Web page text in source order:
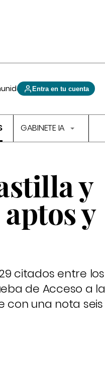
Entra en tu cuenta
GABINETE IA
y
y
citados entre los
de Acceso a la
con una nota seis